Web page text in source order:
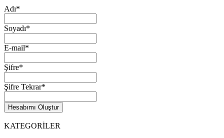
Adı*
Soyadı*
E-mail*
Şifre*
Şifre Tekrar*
Hesabımı Oluştur
KATEGORİLER